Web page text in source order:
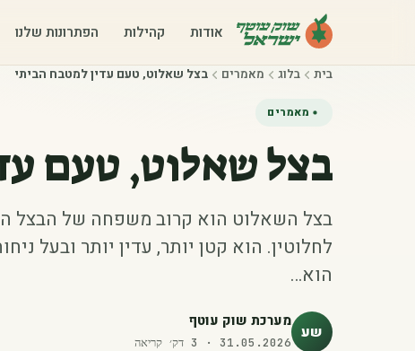
אודות קהילות הפתרונות שלנו
בית בלוג מאמרים בצל שאלוט, טעם עדין למטבח הביתי
מאמרים
בצל שאלוט, טעם
בצל השאלוט הוא קרוב משפחה של הבצל
לחלוטין. הוא קטן יותר, עדין יותר ובעל
הוא…
שע מערכת שוק עוטף
31.05.2026
·
3 דק׳ קריאה